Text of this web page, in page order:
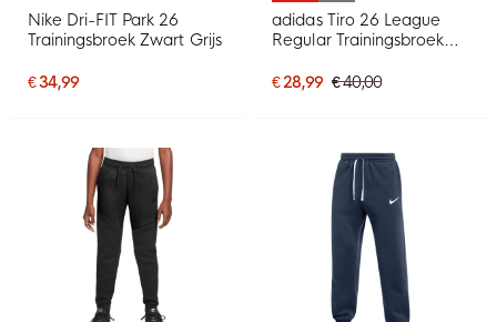
Nike Dri-FIT Park 26
Trainingsbroek Zwart Grijs
€ 34,99
adidas Tiro 26 League
Regular Trainingsbroek
€ 28,99 € 40,00